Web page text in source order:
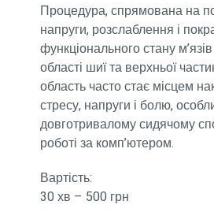
Процедура, спрямована на
напруги, розслаблення і
функціонального стану
області шиї та верхньої
область часто стає місцем
стресу, напруги і болю,
довготривалому сидячому
роботі за комп’ютером.
Вартість:
30 хв – 500 грн